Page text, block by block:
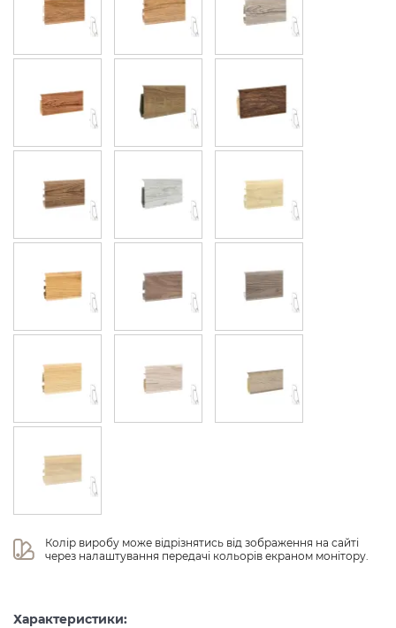
Колір виробу може відрізнятись від зображення на сайті
через налаштування передачі кольорів екраном монітору.
Характеристики: